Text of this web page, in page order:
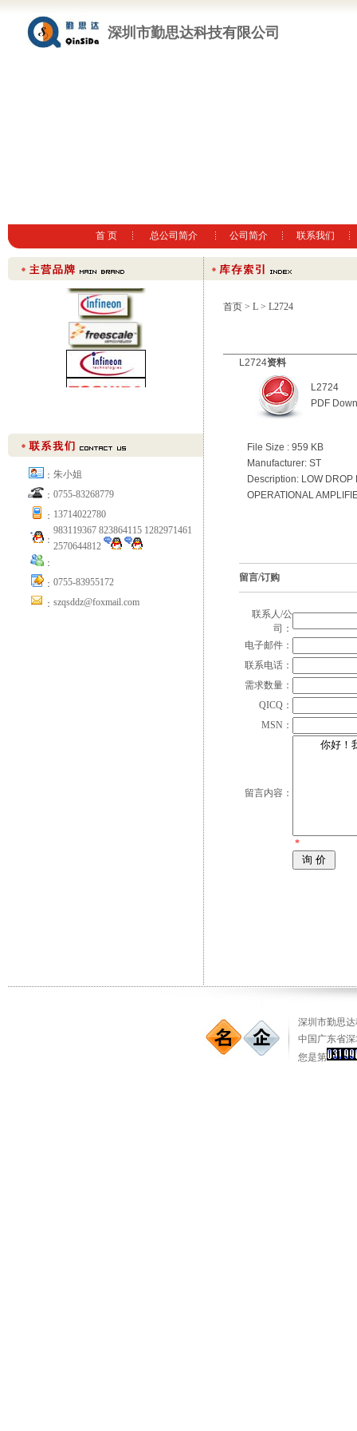
深圳市勤思达科技有限公司
首 页 总公司简介 公司简介 联系我们
： 朱小姐
： 0755-83268779
： 13714022780
：
983119367 823864115 1282971461
2570644812
：
： 0755-83955172
： szqsddz@foxmail.com
首页 > L > L2724
L2724资料
L2724
PDF
File Size : 959 KB
Manufacturer: ST
Description: LOW DROP
OPERATIONAL
留言/订购
联系人/公
司：
电子邮件：
联系电话：
需求数量：
QICQ：
MSN：
留言内容：
*
深圳市勤思
中国广东省
您是第